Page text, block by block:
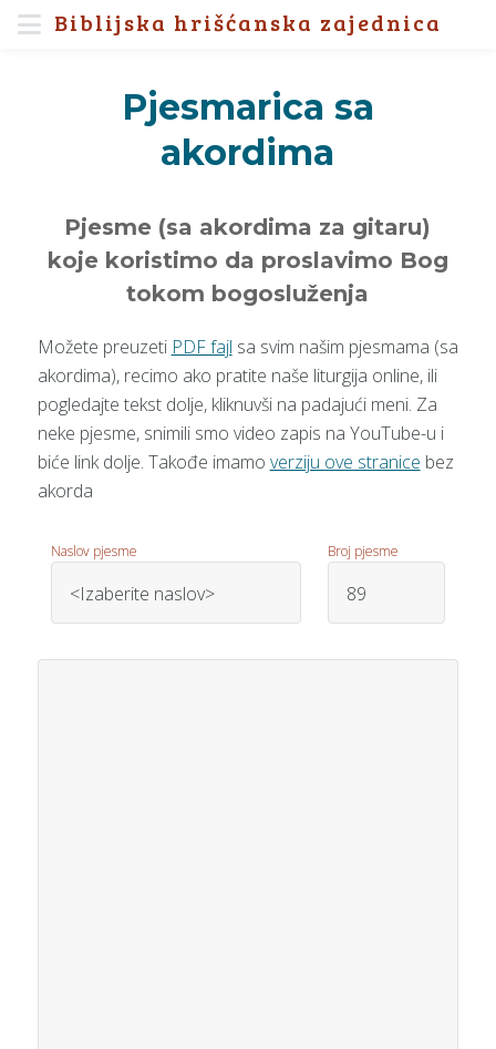
Biblijska hrišćanska zajednica
Pjesmarica sa
akordima
Pjesme (sa akordima za gitaru)
koje koristimo da proslavimo Bog
tokom bogosluženja
Možete preuzeti PDF fajl sa svim našim pjesmama (sa
akordima), recimo ako pratite naše liturgija online, ili
pogledajte tekst dolje, kliknuvši na padajući meni. Za
neke pjesme, snimili smo video zapis na YouTube-u i
biće link dolje. Takođe imamo verziju ove stranice bez
akorda
Naslov pjesme Broj pjesme